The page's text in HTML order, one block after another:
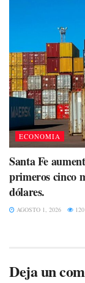
ECONOMIA
Santa Fe
primeros cinco
dólares.
AGOSTO 1, 2026 120
Deja un